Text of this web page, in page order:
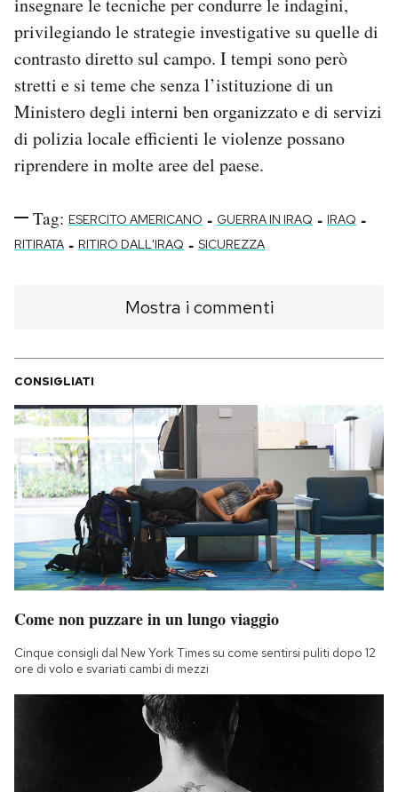
privilegiando le strategie investigative su quelle di
contrasto diretto sul campo. I tempi sono però
stretti e si teme che senza l’istituzione di un
Ministero degli interni ben organizzato e di servizi
di polizia locale efficienti le violenze possano
riprendere in molte aree del paese.
Tag: ESERCITO AMERICANO - GUERRA IN IRAQ - IRAQ -
RITIRATA - RITIRO DALL'IRAQ - SICUREZZA
Mostra i commenti
CONSIGLIATI
Come non puzzare in un lungo viaggio
Cinque consigli dal New York Times su come sentirsi puliti dopo 12
ore di volo e svariati cambi di mezzi